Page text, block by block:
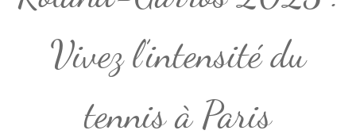
Vivez l’intensité du
tennis à Paris